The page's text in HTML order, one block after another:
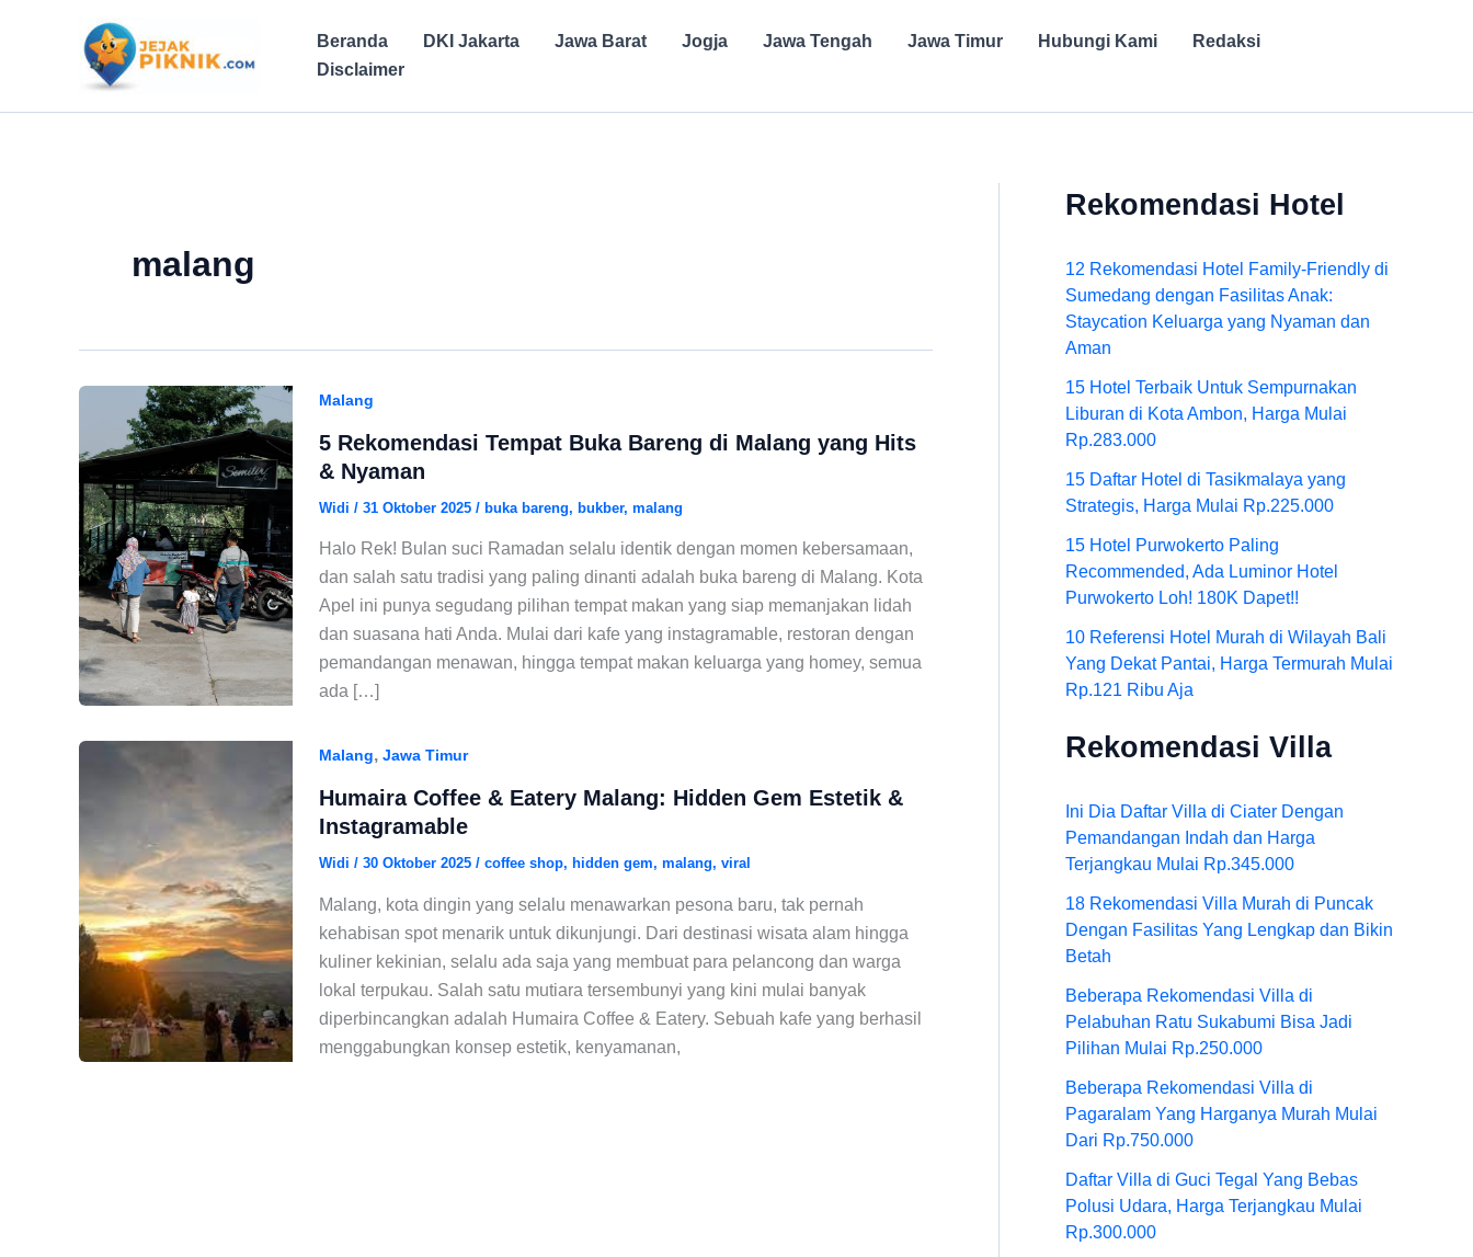
Beranda DKI Jakarta Jawa Barat Jogja Jawa Tengah Jawa Timur Hubungi Kami
Redaksi
Disclaimer
malang
Malang
5 Rekomendasi Tempat Buka Bareng di Malang yang Hits
& Nyaman
Widi / 31 Oktober 2025 / buka bareng, bukber, malang
Halo Rek! Bulan suci Ramadan selalu identik dengan momen kebersamaan,
dan salah satu tradisi yang paling dinanti adalah buka bareng di Malang. Kota
Apel ini punya segudang pilihan tempat makan yang siap memanjakan lidah
dan suasana hati Anda. Mulai dari kafe yang instagramable, restoran dengan
pemandangan menawan, hingga tempat makan keluarga yang homey, semua
ada […]
Malang, Jawa Timur
Humaira Coffee & Eatery Malang: Hidden Gem Estetik &
Instagramable
Widi / 30 Oktober 2025 / coffee shop, hidden gem, malang, viral
Malang, kota dingin yang selalu menawarkan pesona baru, tak pernah
kehabisan spot menarik untuk dikunjungi. Dari destinasi wisata alam hingga
kuliner kekinian, selalu ada saja yang membuat para pelancong dan warga
lokal terpukau. Salah satu mutiara tersembunyi yang kini mulai banyak
diperbincangkan adalah Humaira Coffee & Eatery. Sebuah kafe yang berhasil
menggabungkan konsep estetik, kenyamanan,
Rekomendasi Hotel
12 Rekomendasi Hotel Family-Friendly di
Sumedang dengan Fasilitas Anak:
Staycation Keluarga yang Nyaman dan
Aman
15 Hotel Terbaik Untuk Sempurnakan
Liburan di Kota Ambon, Harga Mulai
Rp.283.000
15 Daftar Hotel di Tasikmalaya yang
Strategis, Harga Mulai Rp.225.000
15 Hotel Purwokerto Paling
Recommended, Ada Luminor Hotel
Purwokerto Loh! 180K Dapet!!
10 Referensi Hotel Murah di Wilayah Bali
Yang Dekat Pantai, Harga Termurah Mulai
Rp.121 Ribu Aja
Rekomendasi Villa
Ini Dia Daftar Villa di Ciater Dengan
Pemandangan Indah dan Harga
Terjangkau Mulai Rp.345.000
18 Rekomendasi Villa Murah di Puncak
Dengan Fasilitas Yang Lengkap dan Bikin
Betah
Beberapa Rekomendasi Villa di
Pelabuhan Ratu Sukabumi Bisa Jadi
Pilihan Mulai Rp.250.000
Beberapa Rekomendasi Villa di
Pagaralam Yang Harganya Murah Mulai
Dari Rp.750.000
Daftar Villa di Guci Tegal Yang Bebas
Polusi Udara, Harga Terjangkau Mulai
Rp.300.000